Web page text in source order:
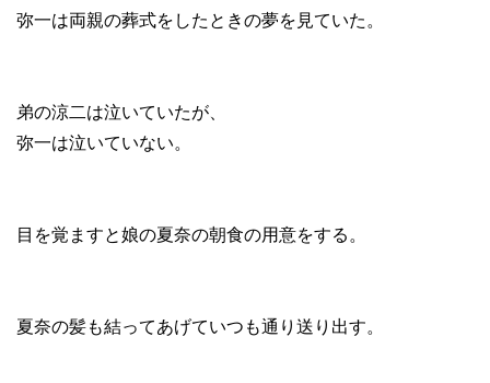
弥一は両親の葬式をしたときの夢を見ていた。
弟の涼二は泣いていたが、
弥一は泣いていない。
目を覚ますと娘の夏奈の朝食の用意をする。
夏奈の髪も結ってあげていつも通り送り出す。